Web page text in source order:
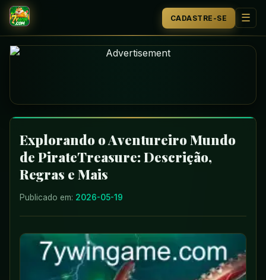
INÍCIO
JOGOS DE LOTERIA
ESPORTES
JOGOS AO VIVO
CENTRAL DE NOTÍCIAS
CADASTRE-SE ☰
Explorando o Aventureiro Mundo
de PirateTreasure: Descrição,
Regras e Mais
Publicado em: 2026-05-19